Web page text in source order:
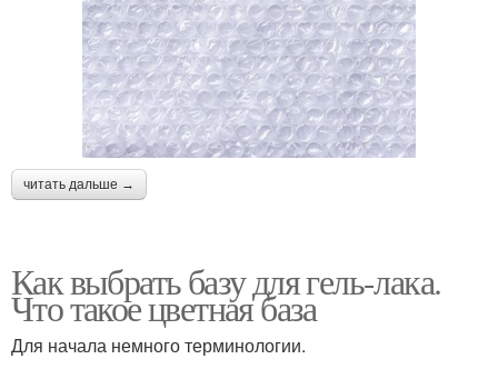
читать дальше →
Как выбрать базу для гель-лака.
Что такое цветная база
Для начала немного терминологии.